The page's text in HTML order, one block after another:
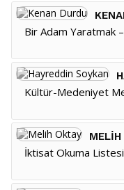
Bir Adam Yaratmak
Kültür-Medeniyet
İktisat Okuma